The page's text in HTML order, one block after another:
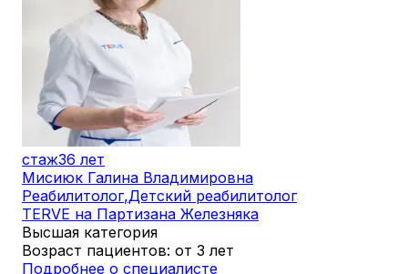
стаж36 лет
Мисиюк Галина Владимировна
Реабилитолог,Детский реабилитолог
TERVE на Партизана Железняка
Высшая категория
Возраст пациентов: от 3 лет
Подробнее о специалисте